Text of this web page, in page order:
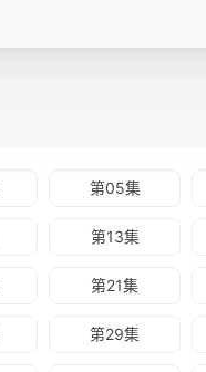
第05集
第13集
第21集
第29集